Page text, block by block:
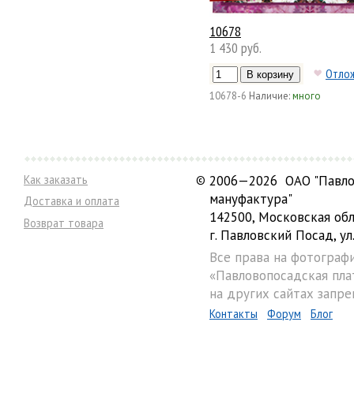
10678
1 430 руб.
10678-6 Наличие:много
Как заказать
Доставка и оплата
Возврат товара
© 2006—2026 ОАО
мануфактура"
142500, Московская
г. Павловский Посад,
Все права на
«Павловопосадская
на других сайтах
Контакты Форум Блог